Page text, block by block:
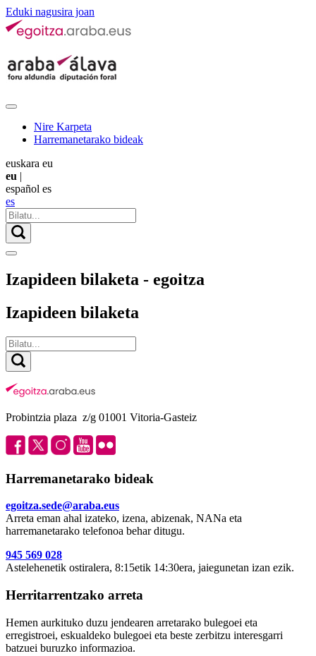
Eduki nagusira joan
Nire Karpeta
Harremanetarako bideak
euskara eu
eu |
español es
es
Izapideen bilaketa - egoitza
Izapideen bilaketa
Probintzia plaza z/g 01001 Vitoria-Gasteiz
Harremanetarako bideak
egoitza.sede@araba.eus
Arreta eman ahal izateko, izena, abizenak, NANa eta
harremanetarako telefonoa behar ditugu.
945 569 028
Astelehenetik ostiralera, 8:15etik 14:30era, jaiegunetan izan ezik.
Herritarrentzako arreta
Hemen aurkituko duzu jendearen arretarako bulegoei eta
erregistroei, eskualdeko bulegoei eta beste zerbitzu interesgarri
batzuei buruzko informazioa.